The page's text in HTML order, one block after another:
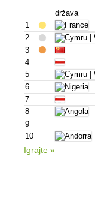
država
1
2
3
4
5
6
7
8
9
10
Igrajte »